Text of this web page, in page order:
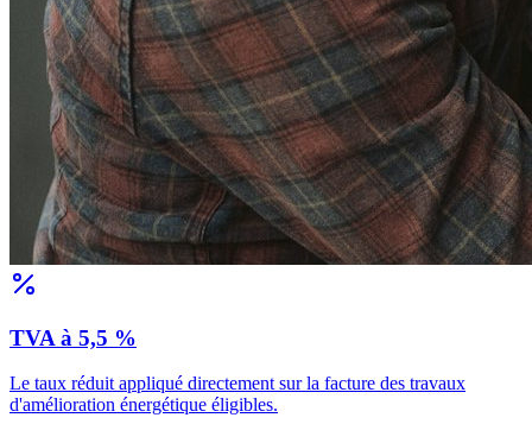
TVA à 5,5 %
Le taux réduit appliqué directement sur la facture des travaux
d'amélioration énergétique éligibles.